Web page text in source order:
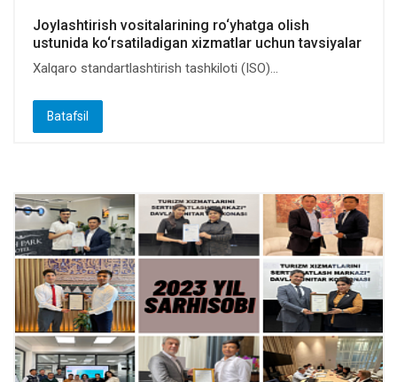
Joylashtirish vositalarining ro‘yhatga olish
ustunida ko‘rsatiladigan xizmatlar uchun tavsiyalar
Xalqaro standartlashtirish tashkiloti (ISO)...
Batafsil